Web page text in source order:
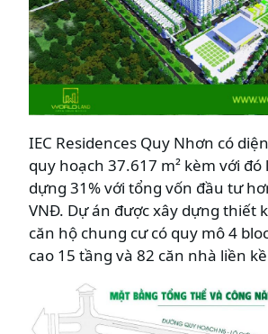
IEC Residences Quy Nhơn có
quy hoạch 37.617 m² kèm với
dựng 31% với tổng vốn đầu tư
VNĐ. Dự án được xây dựng thiết
căn hộ chung cư có quy mô 4
cao 15 tầng và 82 căn nhà liền